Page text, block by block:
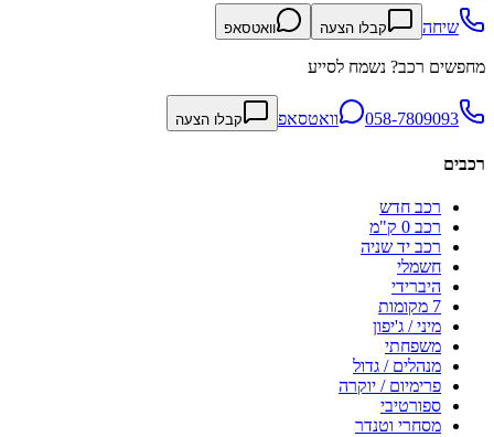
שיחה קבלו הצעה וואטסאפ
מחפשים רכב? נשמח לסייע
058-7809093 וואטסאפ קבלו הצעה
רכבים
רכב חדש
רכב 0 ק"מ
רכב יד שניה
חשמלי
היברידי
7 מקומות
מיני / ג'יפון
משפחתי
מנהלים / גדול
פרימיום / יוקרה
ספורטיבי
מסחרי וטנדר